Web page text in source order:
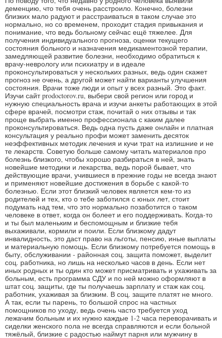
деменцию, что тебя очень расстроило. Конечно, болезни
близких мало радуют и расстраиваться в таком случае это
нормально, но со временем, проходит стадия привыкания и
понимание, что ведь больному сейчас ещё тяжелее. Для
получения индивидуального прогноза, оценки текущего
состояния больного и назначения медикаментозной терапии,
замедляющей развитие болезни, необходимо обратиться к
врачу-неврологу или психиатру и в идеале
проконсультироваться у нескольких разных, ведь один скажет
прогноз не очень, а другой может найти варианты улучшения
состояния. Врачи тоже люди и опыт у всех разный. Это факт.
Изучи сайт prodoctorov.ru, выбери свой регион или город и
нужную специальность врача и изучи анкеты работающих в этой
сфере врачей, посмотри стаж, почитай о них отзывы и так
проще выбрать именно профессионала с каким далее
проконсультироваться. Ведь одна пусть даже онлайн и платная
консультация у реально профи может заменить десяток
неэффективных методик лечения и кучи трат на излишние и не
те лекарств. Советую больше самому читать материалов про
болезнь близкого, чтобы хорошо разбираться в ней, знать
новейшие методики и лекарства, ведь порой бывает, что
действующие врачи, учившиеся в прежние годы не всегда знают
и применяют новейшие достижения в борьбе с какой-то
болезнью. Если этот близкий человек является кем-то из
родителей и тех, кто о тебе заботился с юных лет, стоит
подумать над тем, что это нормально позаботится о таком
человеке в ответ, когда он болеет и его поддерживать. Когда-то
и ты был маленьким и беспомощным и близкие тебя
выхаживали, кормили и поили. Если близкому дадут
инвалидность, это даст право на льготы, пенсию, иные выплаты
и материальную помощь. Если близкому потребуется помощь в
быту, обслуживании - районная соц. защита поможет, выделит
соц. работника, но лишь на несколько часов в день. Если нет
иных родных и ты один кто может присматривать и ухаживать за
больным, есть программа СДУ и по ней можно оформляют в
штат соц. защиты, где ты получаешь зарплату и стаж как соц.
работник, ухаживая за близким. В соц. защите платят не много.
А так, если ты парень, то большой спрос на частных
помощников по уходу, ведь очень часто требуется уход
лежачим больным и их нужно каждые 1-2 часа переворачивать и
сиделки женского пола не всегда справляются и если больной
тяжёлый, близкие с радостью наймут парня или мужчину в